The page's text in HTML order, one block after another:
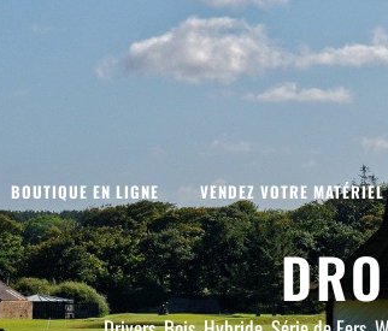
BOUTIQUE EN LIGNE VENDEZ VOTRE MATÉRIEL